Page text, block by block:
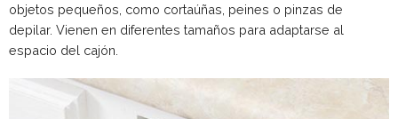
objetos pequeños, como cortaúñas, peines o pinzas de
depilar. Vienen en diferentes tamaños para adaptarse al
espacio del cajón.